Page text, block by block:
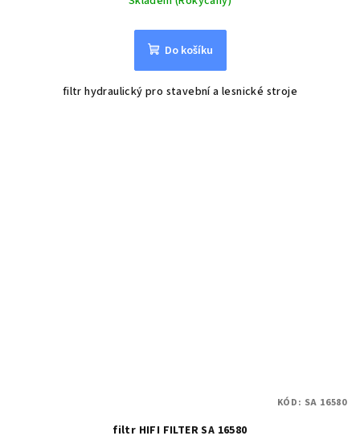
Do košíku
filtr hydraulický pro stavební a lesnické stroje
filtr HIFI FILTER SA 16580
KÓD: SA 16580